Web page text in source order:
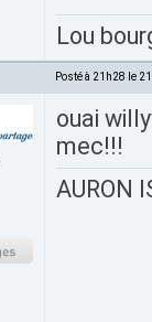
Lou
Posté à 21h28 le
ouai
mec!!!
AURON